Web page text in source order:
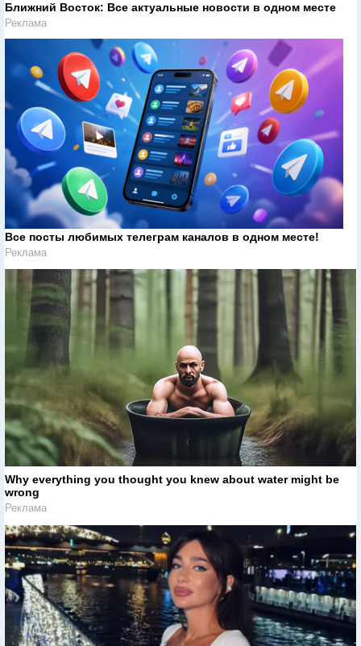
Ближний Восток: Все актуальные новости в одном месте
Реклама
Все посты любимых телеграм каналов в одном месте!
Реклама
Why everything you thought you knew about water might be
wrong
Реклама